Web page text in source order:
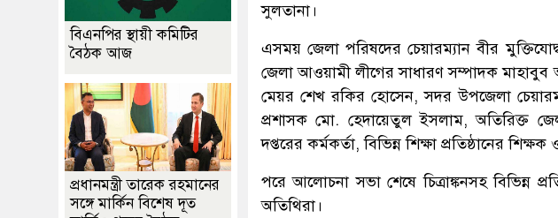
সুলতানা।
এসময় জেলা পরিষদের চেয়ারম্যান বীর
জেলা আওয়ামী লীগের সাধারণ সম্পাদক
মেয়র শেখ রকির হোসেন, সদর উপজেলা
প্রশাসক মো. হেদায়েতুল ইসলাম, অতিরিক্ত
দপ্তরের কর্মকর্তা, বিভিন্ন শিক্ষা প্রতিষ্ঠানের শিক্ষক
পরে আলোচনা সভা শেষে চিত্রাঙ্কনসহ বিভিন্ন
অতিথিরা।
বিএনপির স্থায়ী কমিটির
বৈঠক আজ
প্রধানমন্ত্রী তারেক রহমানের
সঙ্গে মার্কিন বিশেষ দূত